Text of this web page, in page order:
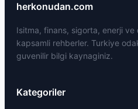
herkonudan.com
Isitma, finans, sigorta, enerji
kapsamli rehberler. Turkiye
guvenilir bilgi kaynaginiz.
Kategoriler